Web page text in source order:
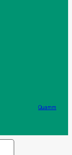
Quamm